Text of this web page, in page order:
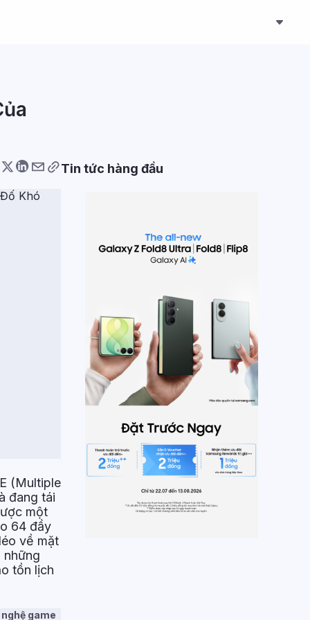
(Multiple
đang tái
một
64 đầy
về mặt
những
tồn lịch
Tin tức hàng đầu